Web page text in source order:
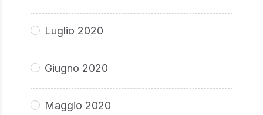
Luglio 2020
Giugno 2020
Maggio 2020